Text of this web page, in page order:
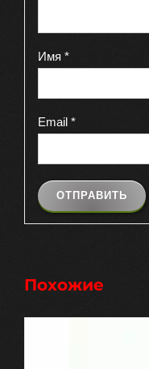
Имя *
Email *
Похожие